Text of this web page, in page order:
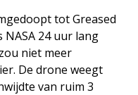
tot Greased
24 uur lang
niet meer
De drone weegt
van ruim 3